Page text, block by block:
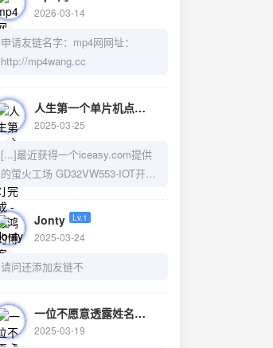
化节点。2026-03-14
申请友链名字：mp4网网址：
http://mp4wang.cc
人生第一个单片机点灯完成 - 彭鸿的博客
2025-03-25
[...]最近获得一个iceasy.com提供
的萤火工场 GD32VW553-IOT开发
版，本着写程序不是从Hello world
开始的吗？那单片机的第一个点灯
教程必须拿下。中间踩了点小坑，
好在折腾成功，教程已写好。
https://cmsblog.cn/1452.html总结
后用TTL-usb的下载器烧固件。[...]
Jonty Lv.1
2025-03-24
请问还添加友链不
一位不愿意透露姓名的张先生
2025-03-19